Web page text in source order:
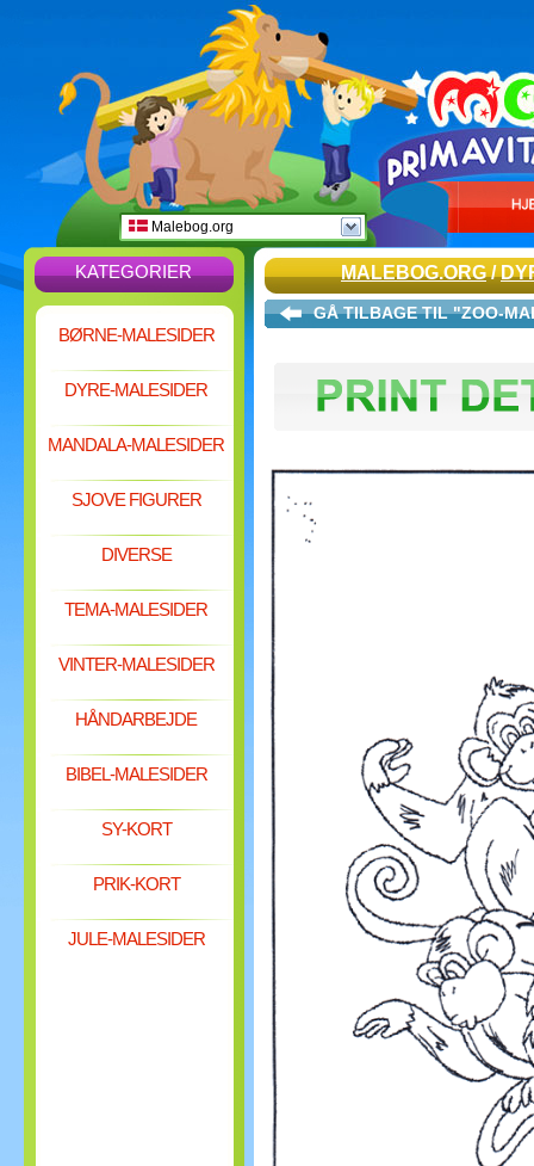
Malebog.org
KATEGORIER
BØRNE-MALESIDER
DYRE-MALESIDER
MANDALA-MALESIDER
SJOVE FIGURER
DIVERSE
TEMA-MALESIDER
VINTER-MALESIDER
HÅNDARBEJDE
BIBEL-MALESIDER
SY-KORT
PRIK-KORT
JULE-MALESIDER
MALEBOG.ORG/
GÅ TILBAGE TIL "ZOO-